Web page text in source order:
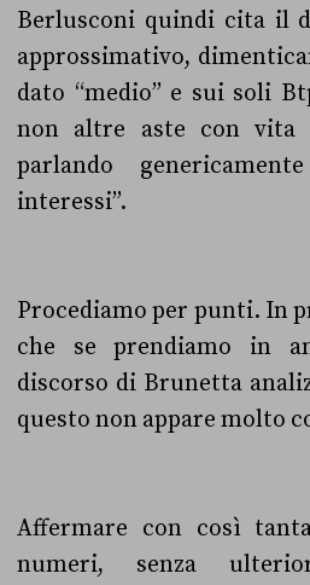
Berlusconi quindi cita il
approssimativo,
dato “medio” e sui soli
non altre aste con vita
parlando
interessi”.
Procediamo per punti. In
che se prendiamo in
discorso di Brunetta
questo non appare molto
Affermare con così
numeri, senza